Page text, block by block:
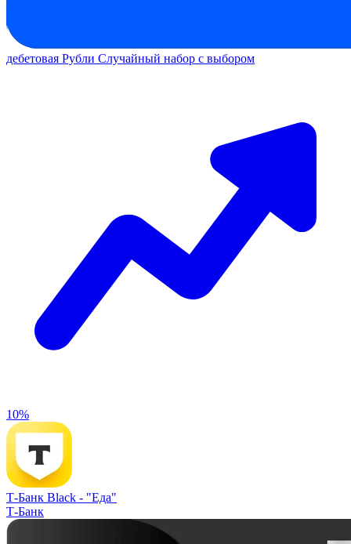
дебетовая Рубли Случайный набор с выбором
10%
Т-Банк Black - "Еда"
Т-Банк